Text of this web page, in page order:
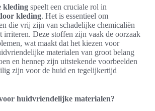
kleding speelt een cruciale rol in
kleding. Het is essentieel om
die vrij zijn van schadelijke chemicaliën
irriteren. Deze stoffen zijn vaak de oorzaak
wat maakt dat het kiezen voor
materialen van groot belang
en hennep zijn uitstekende voorbeelden
zijn voor de huid en tegelijkertijd
huidvriendelijke materialen?